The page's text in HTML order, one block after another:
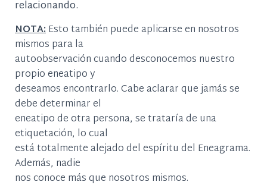
relacionando.
NOTA:Esto también puede aplicarse en nosotros
mismos para la
autoobservación cuando desconocemos nuestro
propio eneatipo y
deseamos encontrarlo. Cabe aclarar que jamás se
debe determinar el
eneatipo de otra persona, se trataría de una
etiquetación, lo cual
está totalmente alejado del espíritu del Eneagrama.
Además, nadie
nos conoce más que nosotros mismos.